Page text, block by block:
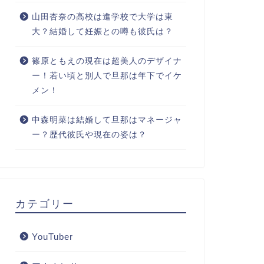
山田杏奈の高校は進学校で大学は東
大？結婚して妊娠との噂も彼氏は？
篠原ともえの現在は超美人のデザイナ
ー！若い頃と別人で旦那は年下でイケ
メン！
中森明菜は結婚して旦那はマネージャ
ー？歴代彼氏や現在の姿は？
カテゴリー
YouTuber